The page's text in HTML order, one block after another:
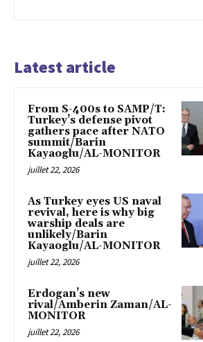
Latest article
From S-400s to SAMP/T:
Turkey’s defense pivot
gathers pace after NATO
summit/Barin
Kayaoglu/AL-MONITOR
juillet 22, 2026
As Turkey eyes US naval
revival, here is why big
warship deals are
unlikely/Barin
Kayaoglu/AL-MONITOR
juillet 22, 2026
Erdogan’s new
rival/Amberin Zaman/AL-
MONITOR
juillet 22, 2026